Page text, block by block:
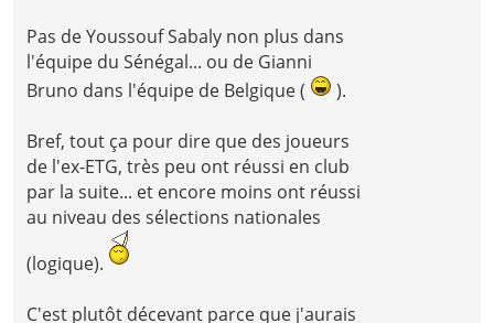
Pas de Youssouf Sabaly non plus dans
l'équipe du Sénégal... ou de Gianni
Bruno dans l'équipe de Belgique (
).
Bref, tout ça pour dire que des joueurs
de l'ex-ETG, très peu ont réussi en club
par la suite... et encore moins ont réussi
au niveau des sélections nationales
(logique).
C'est plutôt décevant parce que j'aurais